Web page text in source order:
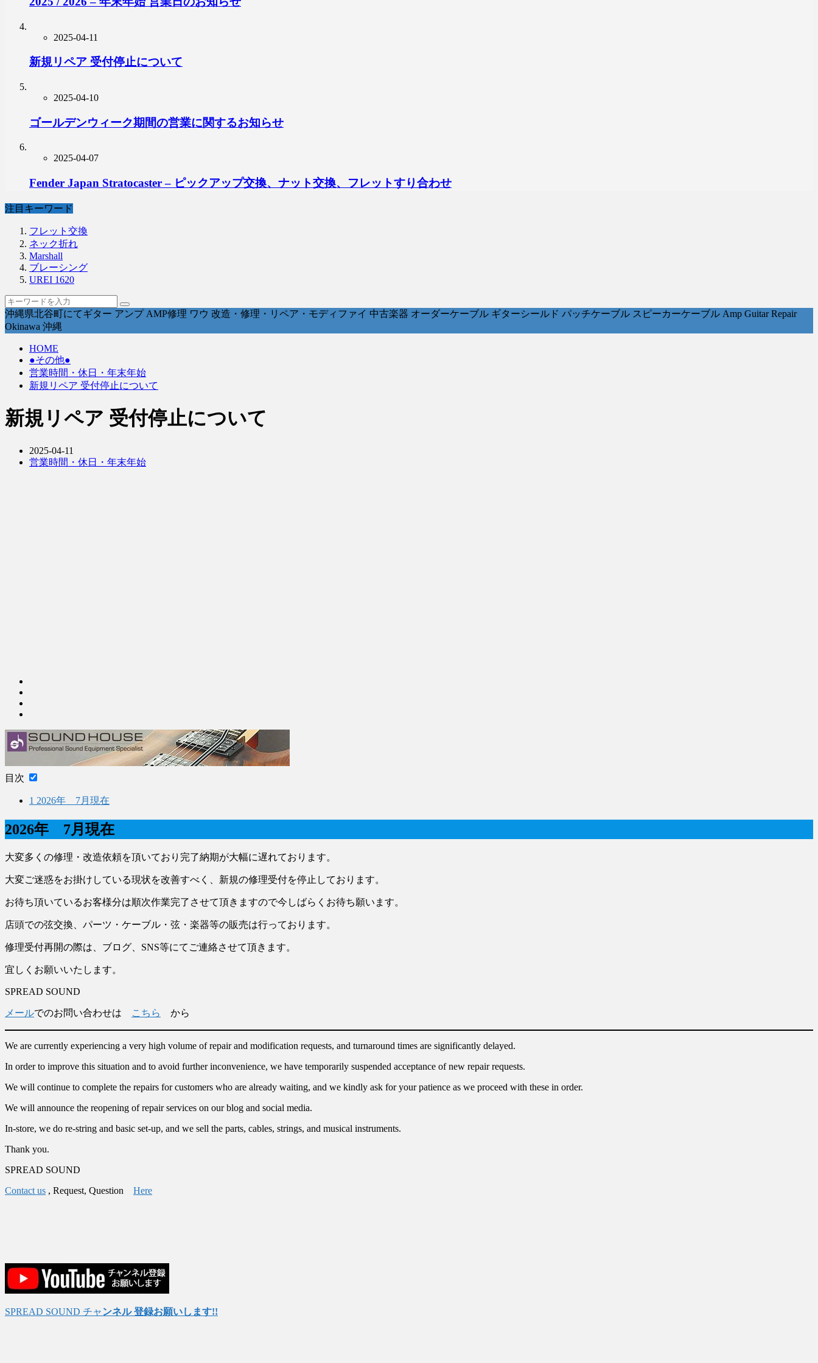
2025-04-11
新規リペア 受付停止について
2025-04-10
ゴールデンウィーク期間の営業に関するお知らせ
2025-04-07
Fender Japan Stratocaster – ピックアップ交換、ナット交換、フレットすり合わせ
注目キーワード
フレット交換
ネック折れ
Marshall
ブレーシング
UREI 1620
沖縄県北谷町にてギター アンプ AMP修理 ワウ 改造・修理・リペア・モディファイ 中古楽器 オーダーケーブル ギターシールド パッチケーブル スピーカーケーブル Amp Guitar Repair
Okinawa 沖縄
HOME
●その他●
営業時間・休日・年末年始
新規リペア 受付停止について
新規リペア 受付停止について
2025-04-11
営業時間・休日・年末年始
目次
1 2026年 7月現在
2026年 7月現在
大変多くの修理・改造依頼を頂いており完了納期が大幅に遅れております。
大変ご迷惑をお掛けしている現状を改善すべく、新規の修理受付を停止しております。
お待ち頂いているお客様分は順次作業完了させて頂きますので今しばらくお待ち願います。
店頭での弦交換、パーツ・ケーブル・弦・楽器等の販売は行っております。
修理受付再開の際は、ブログ、SNS等にてご連絡させて頂きます。
宜しくお願いいたします。
SPREAD SOUND
メールでのお問い合わせは こちら から
We are currently experiencing a very high volume of repair and modification requests, and turnaround times are significantly delayed.
In order to improve this situation and to avoid further inconvenience, we have temporarily suspended acceptance of new repair requests.
We will continue to complete the repairs for customers who are already waiting, and we kindly ask for your patience as we proceed with these in order.
We will announce the reopening of repair services on our blog and social media.
In-store, we do re-string and basic set-up, and we sell the parts, cables, strings, and musical instruments.
Thank you.
SPREAD SOUND
Contact us , Request, Question Here
SPREAD SOUND チャ ンネル 登録お願いします!!